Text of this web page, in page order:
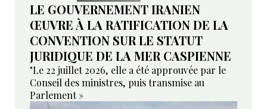
LE GOUVERNEMENT IRANIEN
ŒUVRE À LA RATIFICATION DE LA
CONVENTION SUR LE STATUT
JURIDIQUE DE LA MER CASPIENNE
"Le 22 juillet 2026, elle a été approuvée par le
Conseil des ministres, puis transmise au
Parlement »